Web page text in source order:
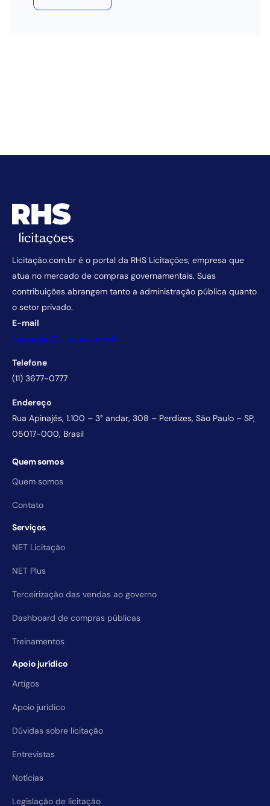
Licitação.com.br é o portal da RHS Licitações, empresa que
atua no mercado de compras governamentais. Suas
contribuições abrangem tanto a administração pública quanto
o setor privado.
E-mail
comercial@licitacao.com.br
Telefone
(11) 3677-0777
Endereço
Rua Apinajés, 1.100 – 3° andar, 308 – Perdizes, São Paulo – SP,
05017-000, Brasil
Quem somos
Quem somos
Contato
Serviços
NET Licitação
NET Plus
Terceirização das vendas ao governo
Dashboard de compras públicas
Treinamentos
Apoio jurídico
Artigos
Apoio jurídico
Dúvidas sobre licitação
Entrevistas
Notícias
Legislação de licitação